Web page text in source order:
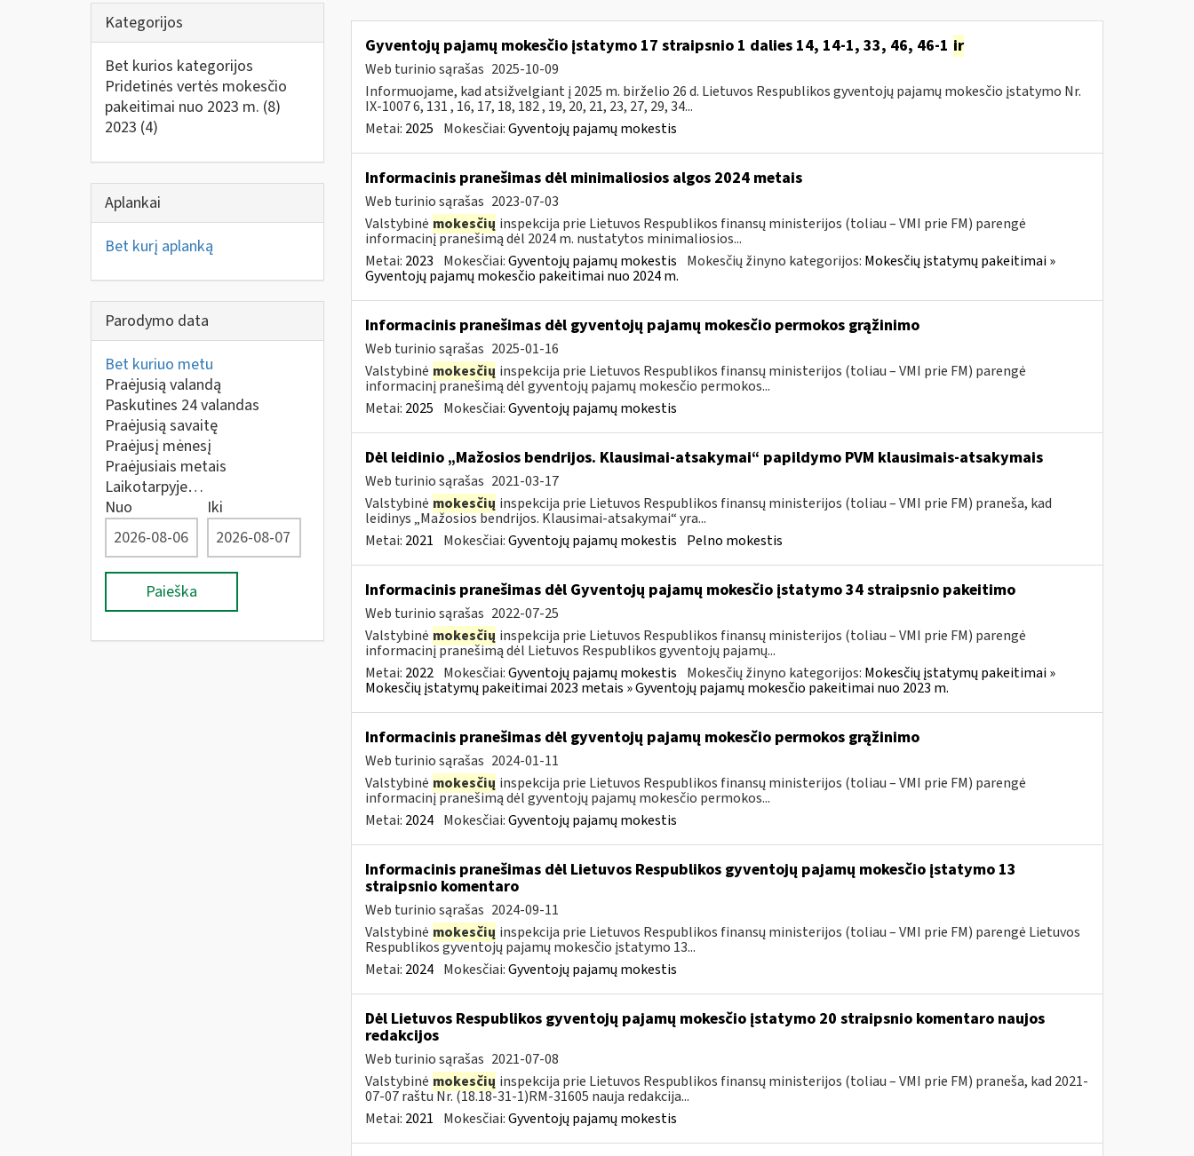
Kategorijos
Bet kurios kategorijos
Pridetinės vertės mokesčio
pakeitimai nuo 2023 m. (8)
2023 (4)
Aplankai
Bet kurį aplanką
Parodymo data
Bet kuriuo metu
Praėjusią valandą
Paskutines 24 valandas
Praėjusią savaitę
Praėjusį mėnesį
Praėjusiais metais
Laikotarpyje…
Nuo
Iki
Paieška
Gyventojų pajamų mokesčio įstatymo 17 straipsnio 1 dalies 14, 14-1, 33, 46, 46-1 ir
Web turinio sąrašas 2025-10-09
Informuojame, kad atsižvelgiant į 2025 m. birželio 26 d. Lietuvos Respublikos gyventojų pajamų mokesčio įstatymo Nr.
IX-1007 6, 131 , 16, 17, 18, 182 , 19, 20, 21, 23, 27, 29, 34...
Metai: 2025 Mokesčiai:Gyventojų pajamų mokestis
Informacinis pranešimas dėl minimaliosios algos 2024 metais
Web turinio sąrašas 2023-07-03
Valstybinė mokesčių inspekcija prie Lietuvos Respublikos finansų ministerijos (toliau – VMI prie FM) parengė
informacinį pranešimą dėl 2024 m. nustatytos minimaliosios...
Metai: 2023 Mokesčiai:Gyventojų pajamų mokestis Mokesčių žinyno kategorijos: Mokesčių įstatymų pakeitimai »
Gyventojų pajamų mokesčio pakeitimai nuo 2024 m.
Informacinis pranešimas dėl gyventojų pajamų mokesčio permokos grąžinimo
Web turinio sąrašas 2025-01-16
Valstybinė mokesčių inspekcija prie Lietuvos Respublikos finansų ministerijos (toliau – VMI prie FM) parengė
informacinį pranešimą dėl gyventojų pajamų mokesčio permokos...
Metai: 2025 Mokesčiai:Gyventojų pajamų mokestis
Dėl leidinio „Mažosios bendrijos. Klausimai-atsakymai“ papildymo PVM klausimais-atsakymais
Web turinio sąrašas 2021-03-17
Valstybinė mokesčių inspekcija prie Lietuvos Respublikos finansų ministerijos (toliau – VMI prie FM) praneša, kad
leidinys „Mažosios bendrijos. Klausimai-atsakymai“ yra...
Metai: 2021 Mokesčiai:Gyventojų pajamų mokestis Pelno mokestis
Informacinis pranešimas dėl Gyventojų pajamų mokesčio įstatymo 34 straipsnio pakeitimo
Web turinio sąrašas 2022-07-25
Valstybinė mokesčių inspekcija prie Lietuvos Respublikos finansų ministerijos (toliau – VMI prie FM) parengė
informacinį pranešimą dėl Lietuvos Respublikos gyventojų pajamų...
Metai: 2022 Mokesčiai:Gyventojų pajamų mokestis Mokesčių žinyno kategorijos: Mokesčių įstatymų pakeitimai »
Mokesčių įstatymų pakeitimai 2023 metais » Gyventojų pajamų mokesčio pakeitimai nuo 2023 m.
Informacinis pranešimas dėl gyventojų pajamų mokesčio permokos grąžinimo
Web turinio sąrašas 2024-01-11
Valstybinė mokesčių inspekcija prie Lietuvos Respublikos finansų ministerijos (toliau – VMI prie FM) parengė
informacinį pranešimą dėl gyventojų pajamų mokesčio permokos...
Metai: 2024 Mokesčiai:Gyventojų pajamų mokestis
Informacinis pranešimas dėl Lietuvos Respublikos gyventojų pajamų mokesčio įstatymo 13
straipsnio komentaro
Web turinio sąrašas 2024-09-11
Valstybinė mokesčių inspekcija prie Lietuvos Respublikos finansų ministerijos (toliau – VMI prie FM) parengė Lietuvos
Respublikos gyventojų pajamų mokesčio įstatymo 13...
Metai: 2024 Mokesčiai:Gyventojų pajamų mokestis
Dėl Lietuvos Respublikos gyventojų pajamų mokesčio įstatymo 20 straipsnio komentaro naujos
redakcijos
Web turinio sąrašas 2021-07-08
Valstybinė mokesčių inspekcija prie Lietuvos Respublikos finansų ministerijos (toliau – VMI prie FM) praneša, kad 2021-
07-07 raštu Nr. (18.18-31-1)RM-31605 nauja redakcija...
Metai: 2021 Mokesčiai:Gyventojų pajamų mokestis